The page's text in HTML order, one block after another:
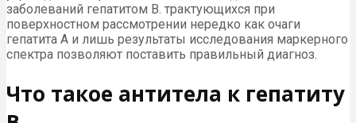
заболеваний гепатитом В. трактующихся при
поверхностном рассмотрении нередко как очаги
гепатита А и лишь результаты исследования маркерного
спектра позволяют поставить правильный диагноз.
Что такое антитела к гепатиту